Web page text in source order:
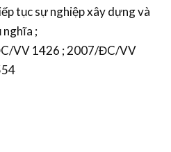
tục sự nghiệp xây dựng và
nghĩa ;
VV 1426 ; 2007/ĐC/VV